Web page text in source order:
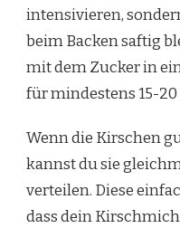
intensivieren,
beim Backen saftig
mit dem Zucker in
für mindestens 15-
Wenn die Kirschen
kannst du sie
verteilen. Diese
dass dein